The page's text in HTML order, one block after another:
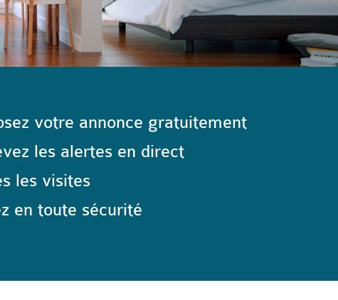
votre annonce gratuitement
les alertes en direct
les visites
en toute sécurité